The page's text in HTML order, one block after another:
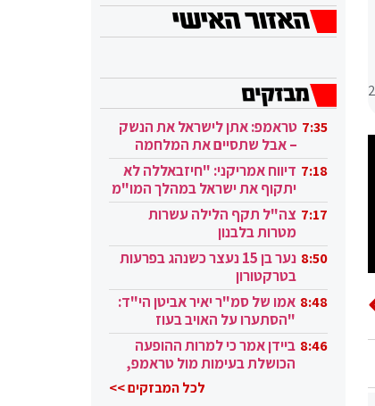
7:35 טראמפ: אתן לישראל את הנשק
– אבל שתסיים את המלחמה
בעזה 7:18 דיווח אמריקני: "חיזבאללה לא
יתקוף את ישראל במהלך המו"מ
בקטאר" 7:17 צה"ל תקף הלילה עשרות
מטרות בלבנון
8:50
נער בן 15 נעצר כשנהג בפרעות
בטרקטורון
8:48 אמו של סמ"ר יאיר אביטן הי"ד:
"הסתערו על האויב בעוז
ובגבורה" 8:46 ביידן אמר כי למרות ההופעה
הכושלת בעימות מול טראמפ,
לכל המבזקים >>